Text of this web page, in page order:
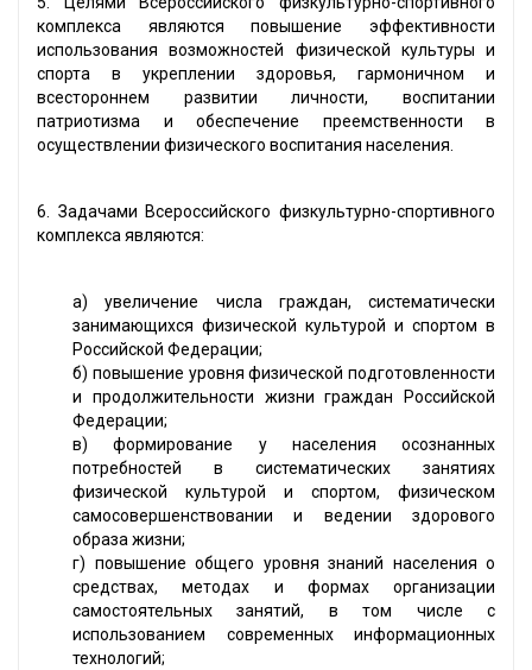
комплекса являются повышение эффективности
использования возможностей физической культуры и
спорта в укреплении здоровья, гармоничном и
всестороннем развитии личности, воспитании
патриотизма и обеспечение преемственности в
осуществлении физического воспитания населения.
6. Задачами Всероссийского физкультурно-спортивного
комплекса являются:
а) увеличение числа граждан, систематически
занимающихся физической культурой и спортом в
Российской Федерации;
б) повышение уровня физической подготовленности
и продолжительности жизни граждан Российской
Федерации;
в) формирование у населения осознанных
потребностей в систематических занятиях
физической культурой и спортом, физическом
самосовершенствовании и ведении здорового
образа жизни;
г) повышение общего уровня знаний населения о
средствах, методах и формах организации
самостоятельных занятий, в том числе с
использованием современных информационных
технологий;